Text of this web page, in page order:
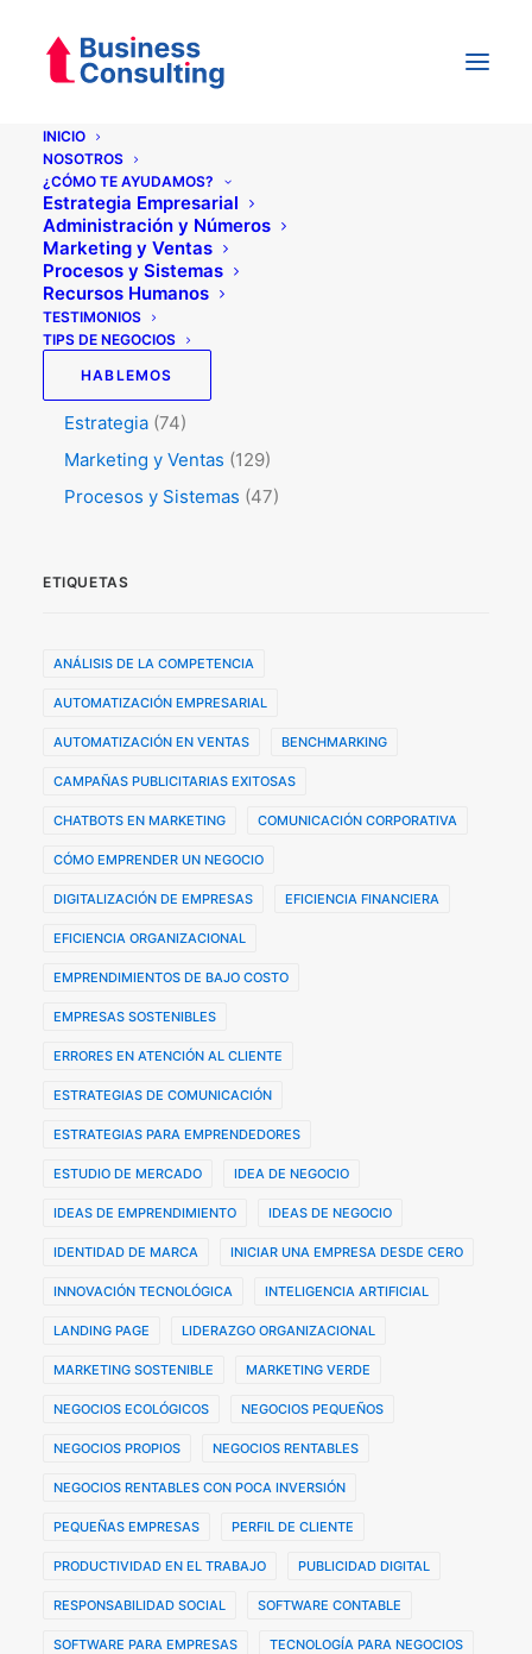
INICIO
NOSOTROS
¿CÓMO TE AYUDAMOS?
Estrategia Empresarial
Administración y Números
Marketing y Ventas
Procesos y Sistemas
Recursos Humanos
TESTIMONIOS
TIPS DE NEGOCIOS
HABLEMOS
Categorías
Testimonios(5)
Tips de Negocios
RRHH(50)
Administración y Números
Estrategia (74)
Marketing y Ventas (129)
Procesos y Sistemas (47)
ETIQUETAS
ANÁLISIS DE LA COMPETENCIA
AUTOMATIZACIÓN EMPRESARIAL
AUTOMATIZACIÓN EN VENTAS BENCHMARKING
CAMPAÑAS PUBLICITARIAS EXITOSAS
CHATBOTS EN MARKETING COMUNICACIÓN CORPORATIVA
CÓMO EMPRENDER UN NEGOCIO
DIGITALIZACIÓN DE EMPRESAS EFICIENCIA FINANCIERA
EFICIENCIA ORGANIZACIONAL
EMPRENDIMIENTOS DE BAJO COSTO
EMPRESAS SOSTENIBLES
ERRORES EN ATENCIÓN AL CLIENTE
ESTRATEGIAS DE COMUNICACIÓN
ESTRATEGIAS PARA EMPRENDEDORES
ESTUDIO DE MERCADO IDEA DE NEGOCIO
IDEAS DE EMPRENDIMIENTO IDEAS DE NEGOCIO
IDENTIDAD DE MARCA INICIAR UNA EMPRESA DESDE CERO
INNOVACIÓN TECNOLÓGICA INTELIGENCIA ARTIFICIAL
LANDING PAGE LIDERAZGO ORGANIZACIONAL
MARKETING SOSTENIBLE MARKETING VERDE
NEGOCIOS ECOLÓGICOS NEGOCIOS PEQUEÑOS
NEGOCIOS PROPIOS NEGOCIOS RENTABLES
NEGOCIOS RENTABLES CON POCA INVERSIÓN
PEQUEÑAS EMPRESAS PERFIL DE CLIENTE
PRODUCTIVIDAD EN EL TRABAJO PUBLICIDAD DIGITAL
RESPONSABILIDAD SOCIAL SOFTWARE CONTABLE
SOFTWARE PARA EMPRESAS TECNOLOGÍA PARA NEGOCIOS